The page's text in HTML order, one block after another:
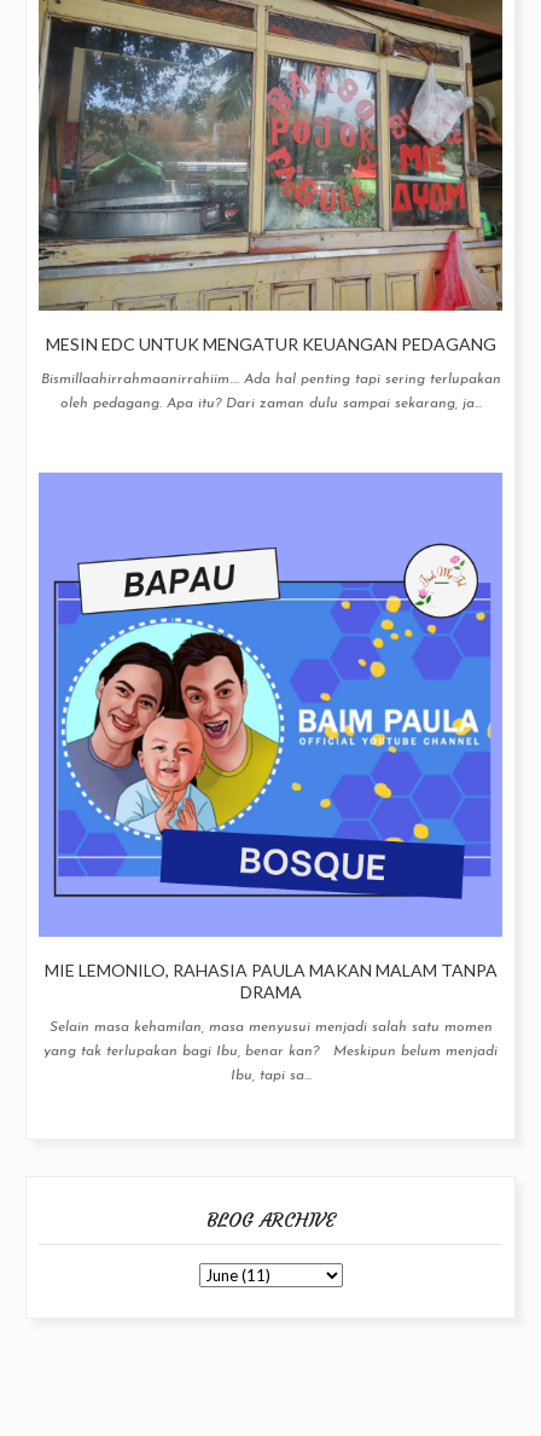
MESIN EDC UNTUK MENGATUR KEUANGAN PEDAGANG
Bismillaahirrahmaanirrahiim.... Ada hal penting tapi sering terlupakan
oleh pedagang. Apa itu? Dari zaman dulu sampai sekarang, ja...
MIE LEMONILO, RAHASIA PAULA MAKAN MALAM TANPA
DRAMA
Selain masa kehamilan, masa menyusui menjadi salah satu momen
yang tak terlupakan bagi Ibu, benar kan? Meskipun belum menjadi
Ibu, tapi sa...
BLOG ARCHIVE